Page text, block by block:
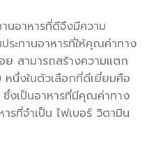
นอาหารที่ดีจึงมีความ
ระทานอาหารที่ให้คุณค่าทาง
ย สามารถสร้างความแตก
นึ่งในตัวเลือกที่ดีเยี่ยมคือ
งเป็นอาหารที่มีคุณค่าทาง
รที่จำเป็น ไฟเบอร์ วิตามิน